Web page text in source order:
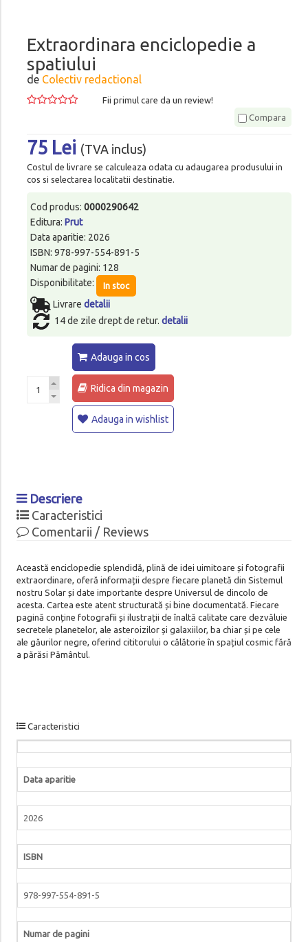
Extraordinara enciclopedie a
spatiului
de Colectiv redactional
Fii primul care da un review!
Compara
75 Lei (TVA inclus)
Costul de livrare se calculeaza odata cu adaugarea produsului in
cos si selectarea localitatii destinatie.
Cod produs: 0000290642
Editura: Prut
Data aparitie: 2026
ISBN: 978-997-554-891-5
Numar de pagini: 128
Disponibilitate:
In stoc
Livrare detalii
14 de zile drept de retur. detalii
Adauga in cos
Ridica din magazin
Adauga in wishlist
Descriere
Caracteristici
Comentarii / Reviews
Această enciclopedie splendidă, plină de idei uimitoare și fotografii
extraordinare, oferă informații despre fiecare planetă din Sistemul
nostru Solar și date importante despre Universul de dincolo de
acesta. Cartea este atent structurată și bine documentată. Fiecare
pagină conține fotografii și ilustrații de înaltă calitate care dezvăluie
secretele planetelor, ale asteroizilor și galaxiilor, ba chiar și pe cele
ale găurilor negre, oferind cititorului o călătorie în spațiul cosmic fără
a părăsi Pământul.
Caracteristici
Data aparitie
2026
ISBN
978-997-554-891-5
Numar de pagini